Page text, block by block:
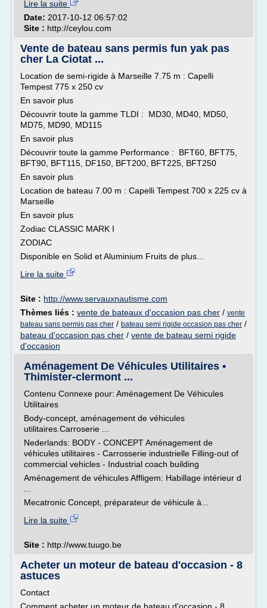
Lire la suite
Date: 2017-10-12 06:57:02
Site : http://ceylou.com
Vente de bateau sans permis fun yak pas
cher La Ciotat ...
Location de semi-rigide à Marseille 7.75 m : Capelli
Tempest 775 x 250 cv
En savoir plus
Découvrir toute la gamme TLDI : MD30, MD40, MD50,
MD75, MD90, MD115
En savoir plus
Découvrir toute la gamme Performance : BFT60, BFT75,
BFT90, BFT115, DF150, BFT200, BFT225, BFT250
En savoir plus
Location de bateau 7.00 m : Capelli Tempest 700 x 225 cv à
Marseille
En savoir plus
Zodiac CLASSIC MARK I
ZODIAC
Disponible en Solid et Aluminium Fruits de plus...
Lire la suite
Site : http://www.servauxnautisme.com
Thèmes liés : vente de bateaux d'occasion pas cher / vente
bateau sans permis pas cher / bateau semi rigide occasion pas cher /
bateau d'occasion pas cher / vente de bateau semi rigide
d'occasion
Aménagement De Véhicules Utilitaires •
Thimister-clermont ...
Contenu Connexe pour: Aménagement De Véhicules
Utilitaires
Body-concept, aménagement de véhicules
utilitaires.Carroserie ...
Nederlands: BODY - CONCEPT Aménagement de
véhicules utilitaires - Carrosserie industrielle Filling-out of
commercial vehicles - Industrial coach building
Aménagement de véhicules Affligem: Habillage intérieur d
Mecatronic Concept, préparateur de véhicule à...
Lire la suite
Site : http://www.tuugo.be
Acheter un moteur de bateau d'occasion - 8
astuces
Contact